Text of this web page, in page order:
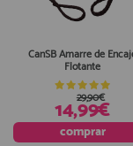
CanSB Amarre de
Flotante
14,99€
29,90€
comprar